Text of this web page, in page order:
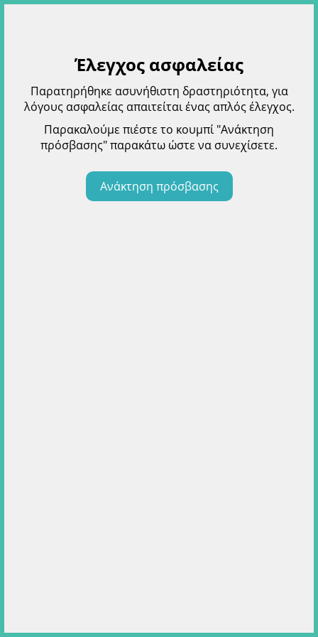
Έλεγχος ασφαλείας
Παρατηρήθηκε ασυνήθιστη δραστηριότητα, για
λόγους ασφαλείας απαιτείται ένας απλός έλεγχος.
Παρακαλούμε πιέστε το κουμπί "Ανάκτηση
πρόσβασης" παρακάτω ώστε να συνεχίσετε.
Ανάκτηση πρόσβασης